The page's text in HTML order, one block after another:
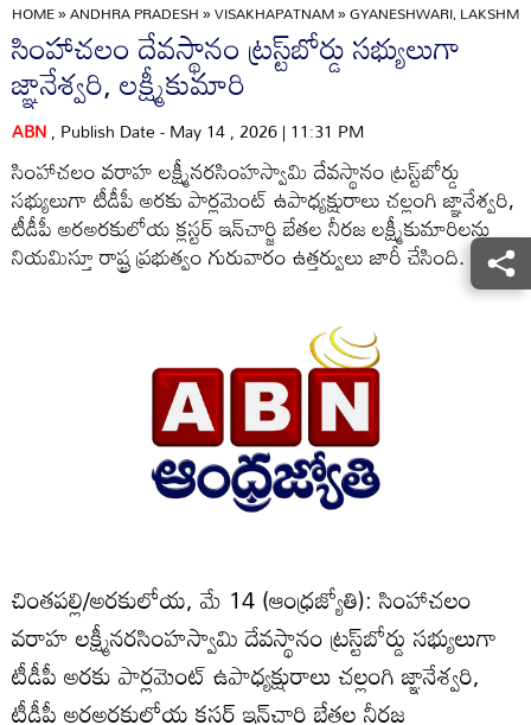
HOME»ANDHRA PRADESH»VISAKHAPATNAM»GYANESHWARI,
సింహాచలం దేవస్థానం ట్రస్ట్‌బోర్డు సభ్యులుగా
జ్ఞానేశ్వరి, లక్ష్మీకుమారి
ABN, Publish Date - May 14 , 2026 | 11:31 PM
సింహాచలం వరాహ లక్ష్మీనరసింహస్వామి దేవస్థానం ట్రస్ట్‌బోర్డు
సభ్యులుగా టీడీపీ అరకు పార్లమెంట్‌ ఉపాధ్యక్షురాలు చల్లంగి జ్ఞానేశ్వరి,
టీడీపీ అరఅరకులోయ క్లస్టర్‌ ఇన్‌చార్జి బేతల నీరజ లక్ష్మీకుమారిలను
నియమిస్తూ రాష్ట్ర ప్రభుత్వం గురువారం ఉత్తర్వులు జారీ చేసింది.
చింతపల్లి/అరకులోయ, మే 14 (ఆంధ్రజ్యోతి): సింహాచలం
వరాహ లక్ష్మీనరసింహస్వామి దేవస్థానం ట్రస్ట్‌బోర్డు సభ్యులుగా
టీడీపీ అరకు పార్లమెంట్‌ ఉపాధ్యక్షురాలు చల్లంగి జ్ఞానేశ్వరి,
టీడీపీ అరఅరకులోయ క్లస్టర్‌ ఇన్‌చార్జి బేతల నీరజ